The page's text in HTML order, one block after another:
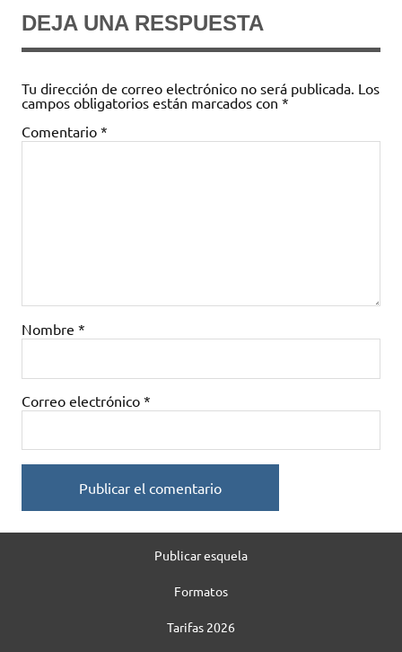
DEJA UNA RESPUESTA
Tu dirección de correo electrónico no será publicada. Los
campos obligatorios están marcados con *
Comentario *
Nombre *
Correo electrónico *
Publicar esquela
Formatos
Tarifas 2026